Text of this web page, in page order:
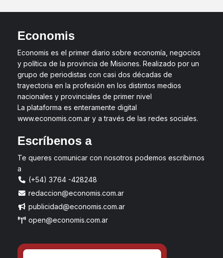
Economis
Economis es el primer diario sobre economía, negocios
y política de la provincia de Misiones. Realizado por un
grupo de periodistas con casi dos décadas de
trayectoria en la profesión en los distintos medios
nacionales y provinciales de primer nivel
La plataforma es enteramente digital
www.economis.com.ar y a través de las redes sociales.
Escríbenos a
Te queres comunicar con nosotros podemos escribirnos
a
(+54) 3764 -428248
redaccion@economis.com.ar
publicidad@economis.com.ar
open@economis.com.ar